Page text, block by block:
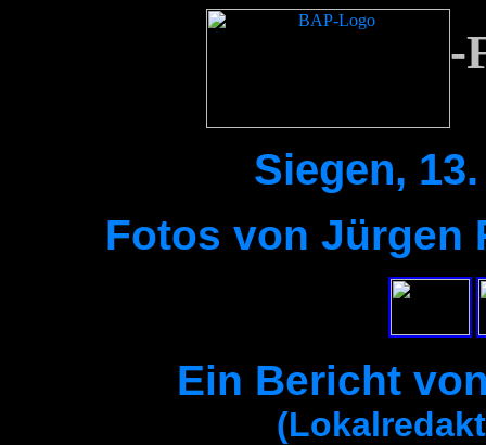
-
Siegen,
Fotos von Jürgen
Ein Bericht